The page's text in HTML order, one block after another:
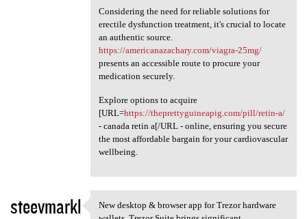
Considering the need for reliable solutions for
erectile dysfunction treatment, it's crucial to locate
an authentic source.
https://americanazachary.com/viagra-25mg/
presents an accessible route to procure your
medication securely.
Explore options to acquire
[URL=https://theprettyguineapig.com/pill/retin-a/
- canada retin a[/URL - online, ensuring you secure
the most affordable bargain for your cardiovascular
wellbeing.
steevmarkl
New desktop & browser app for Trezor hardware